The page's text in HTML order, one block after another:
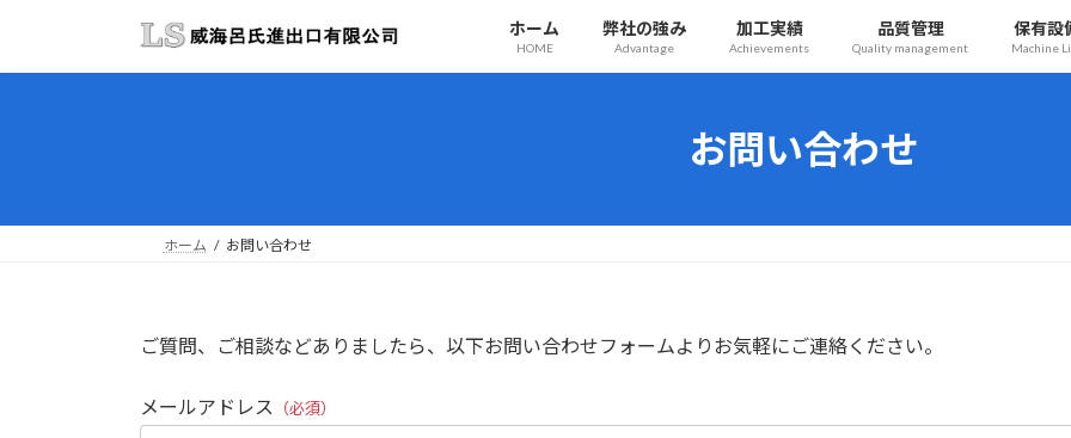
テ
ゲ
ホーム
HOME
弊社の強み
Advantage
加工実績
Achievements
品質管理
Quality management
保有設
Machine
お問い合わせ
ホーム お問い合わせ
ご質問、ご相談などありましたら、以下お問い合わせフォームよりお気軽にご連絡ください。
メールアドレス （必須）